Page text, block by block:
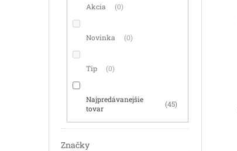
Akcia 0
Novinka 0
Tip 0
Najpredávanejšie
tovar
45
Značky